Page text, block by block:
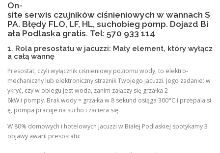
On-
site serwis czujników ciśnieniowych w wannach S
PA. Błędy FLO, LF, HL, suchobieg pomp. Dojazd Bi
ała Podlaska gratis. Tel: 570 933 114
1. Rola presostatu w jacuzzi: Mały element, który wyłącz
a całą wannę
Presostat, czyli wyłącznik ciśnieniowy poziomu wody, to elektro-
mechaniczny lub elektroniczny strażnik Twojego jacuzzi. Jego zadanie: w
ykryć, czy w obiegu jest woda, zanim załączy się grzałka 2-
6kW i pompy. Brak wody = grzałka w 8 sekund osiąga 300°C i przepala si
ę, pompa pracuje na sucho i zaciera się.
W 80% domowych i hotelowych jacuzzi w Białej Podlaskiej spotykamy 3
objawy awarii presostatu: